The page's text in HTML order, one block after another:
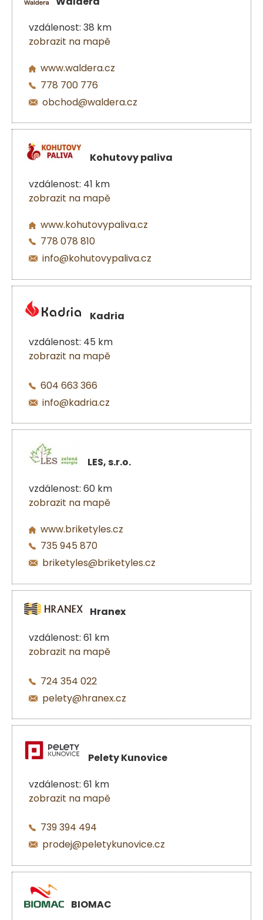
vzdálenost: 38 km
zobrazit na mapě
www.waldera.cz
778 700 776
obchod@waldera.cz
Kohutovy paliva
vzdálenost: 41 km
zobrazit na mapě
www.kohutovypaliva.cz
778 078 810
info@kohutovypaliva.cz
Kadria
vzdálenost: 45 km
zobrazit na mapě
604 663 366
info@kadria.cz
LES, s.r.o.
vzdálenost: 60 km
zobrazit na mapě
www.briketyles.cz
735 945 870
briketyles@briketyles.cz
Hranex
vzdálenost: 61 km
zobrazit na mapě
724 354 022
pelety@hranex.cz
Pelety Kunovice
vzdálenost: 61 km
zobrazit na mapě
739 394 494
prodej@peletykunovice.cz
BIOMAC